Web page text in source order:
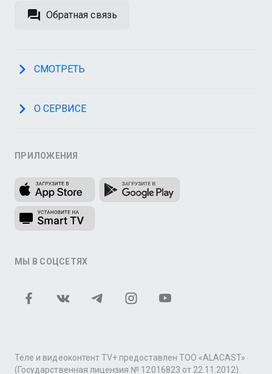
Обратная связь
СМОТРЕТЬ
О СЕРВИСЕ
ПРИЛОЖЕНИЯ
МЫ В СОЦСЕТЯХ
Теле и видеоконтент TV+ предоставлен ТОО «ALACAST»
(Государственная лицензия № 12016823 от 22.11.2012).